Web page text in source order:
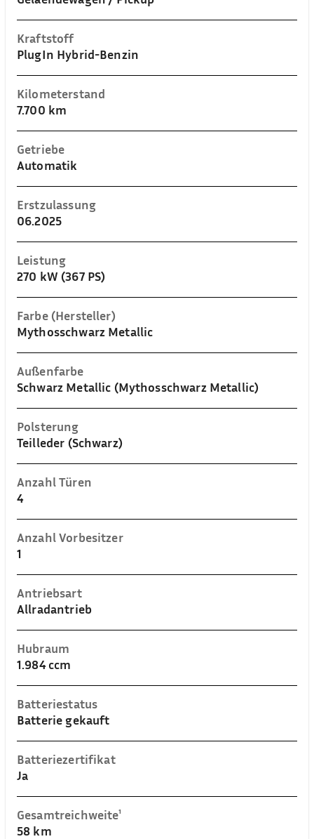
Kraftstoff
PlugIn Hybrid-Benzin
Kilometerstand
7.700 km
Getriebe
Automatik
Erstzulassung
06.2025
Leistung
270 kW (367 PS)
Farbe (Hersteller)
Mythosschwarz Metallic
Außenfarbe
Schwarz Metallic (Mythosschwarz Metallic)
Polsterung
Teilleder (Schwarz)
Anzahl Türen
4
Anzahl Vorbesitzer
1
Antriebsart
Allradantrieb
Hubraum
1.984 ccm
Batteriestatus
Batterie gekauft
Batteriezertifikat
Ja
Gesamtreichweite¹
58 km